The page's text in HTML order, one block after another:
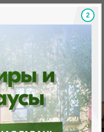
Готовые
1